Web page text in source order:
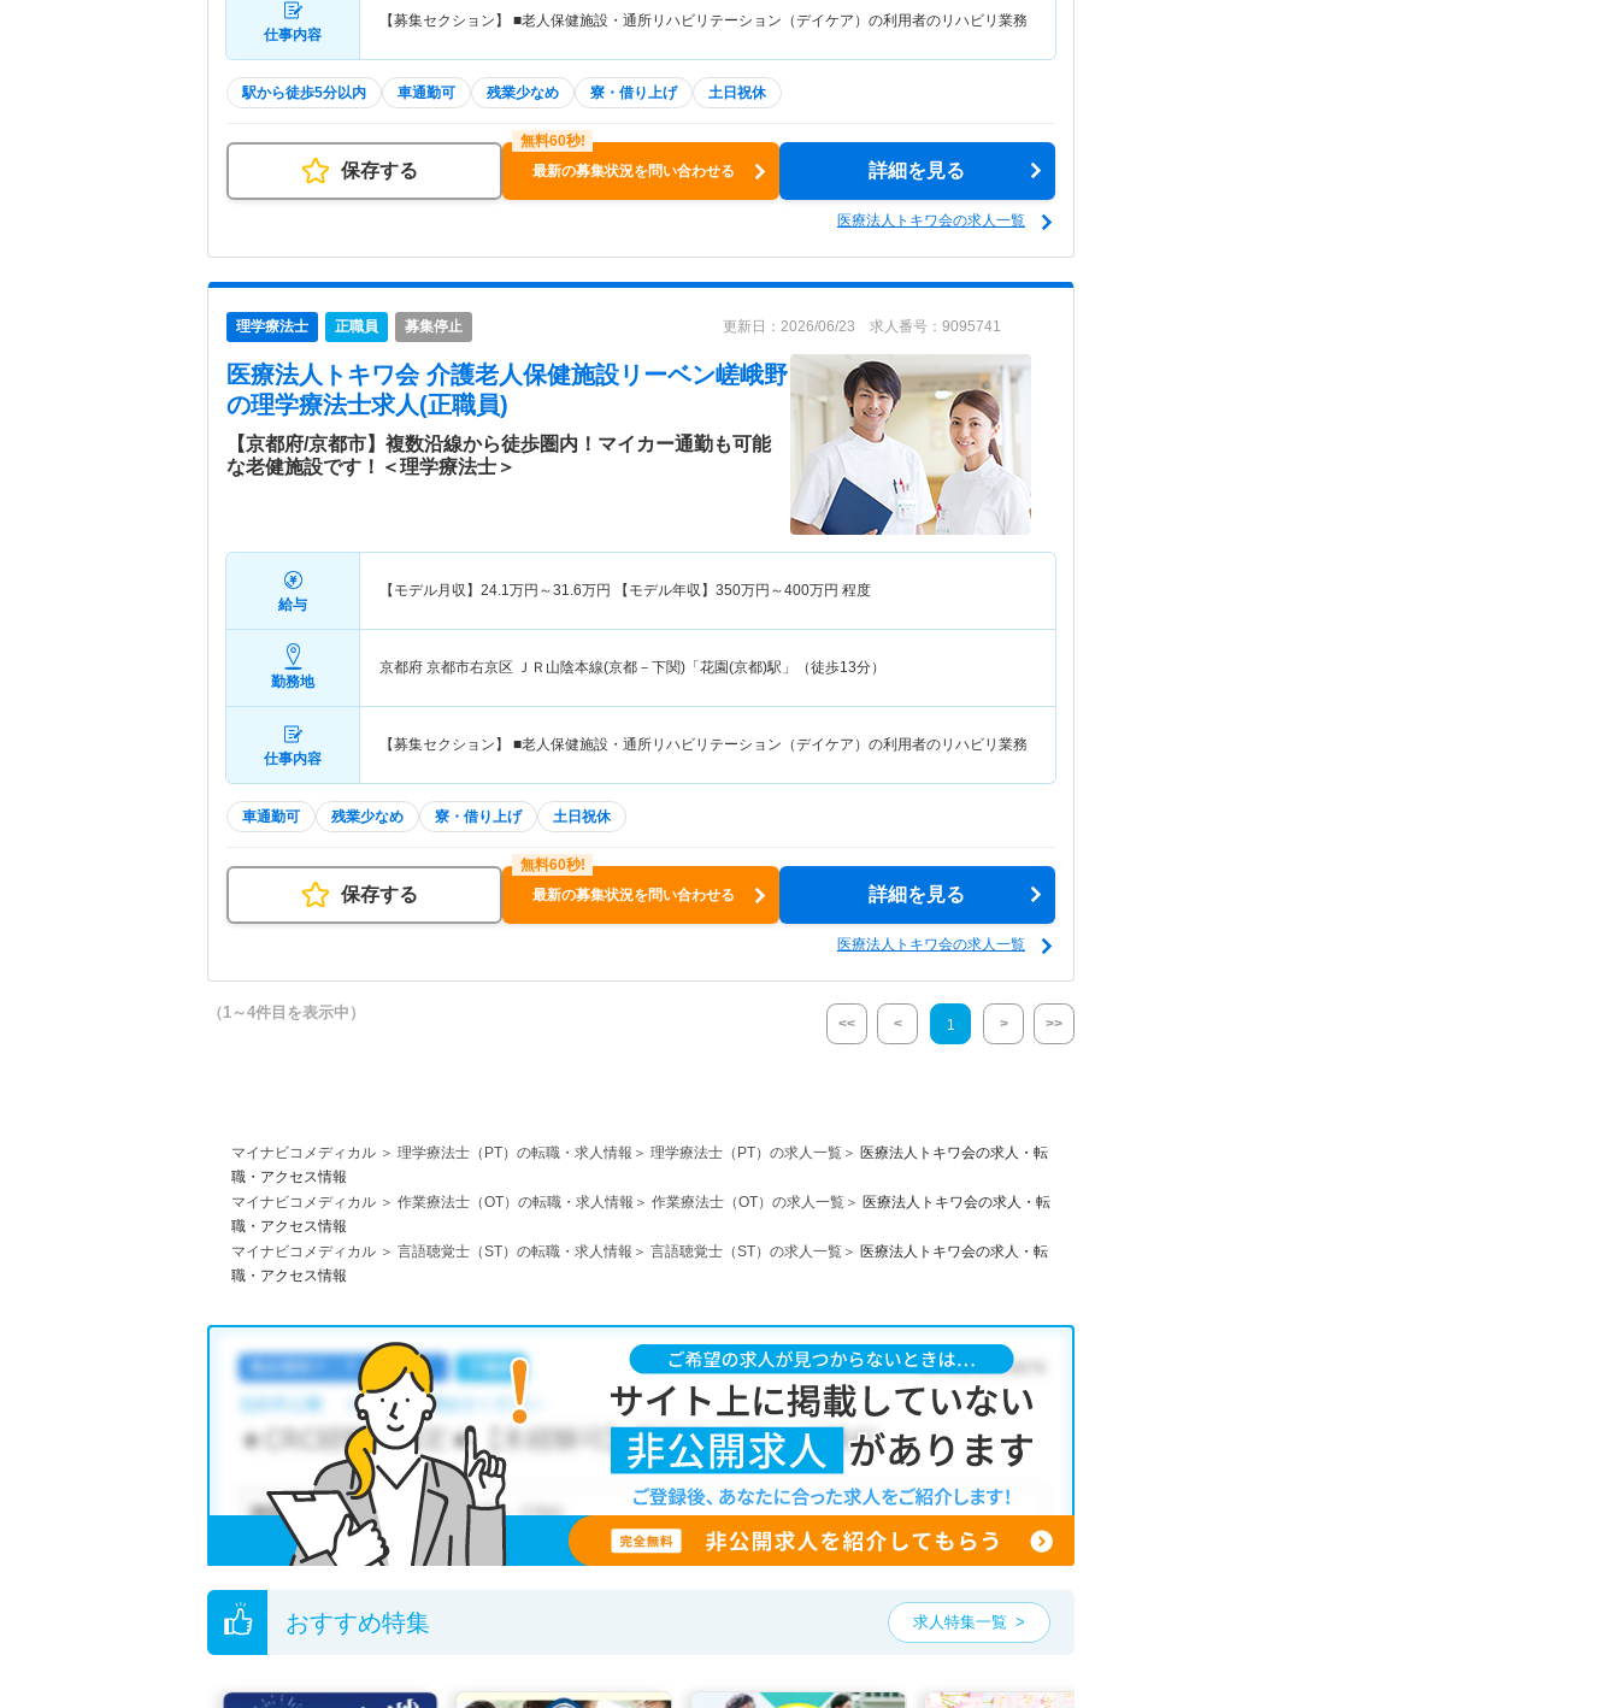
仕事内容
【募集セクション】 ■老人保健施設・通所リハビリテーション（デイケア）の利用者のリハビリ業務
駅から徒歩5分以内 車通勤可 残業少なめ 寮・借り上げ 土日祝休
保存する 最新の募集状況を問い合わせる 詳細を見る
医療法人トキワ会の求人一覧
理学療法士 正職員 募集停止 更新日：2026/06/23 求人番号：9095741
医療法人トキワ会 介護老人保健施設リーベン嵯峨野
の理学療法士求人(正職員)
【京都府/京都市】複数沿線から徒歩圏内！マイカー通勤も可能
な老健施設です！＜理学療法士＞
給与
【モデル月収】 24.1万円～31.6万円 【モデル年収】 350万円～400万円 程度
勤務地
京都府 京都市右京区 ＪＲ山陰本線(京都－下関)「花園(京都)駅」（徒歩13分）
仕事内容
【募集セクション】 ■老人保健施設・通所リハビリテーション（デイケア）の利用者のリハビリ業務
車通勤可 残業少なめ 寮・借り上げ 土日祝休
保存する 最新の募集状況を問い合わせる 詳細を見る
医療法人トキワ会の求人一覧
（1～4件目を表示中）
<< < 1 > >>
マイナビコメディカル 理学療法士（PT）の転職・求人情報 理学療法士（PT）の求人一覧
医療法人トキワ会の求人・転
職・アクセス情報
マイナビコメディカル
作業療法士（OT）の転職・求人情報 作業療法士（OT）の求人一覧
医療法人トキワ会の求人・転
職・アクセス情報
マイナビコメディカル
言語聴覚士（ST）の転職・求人情報 言語聴覚士（ST）の求人一覧
医療法人トキワ会の求人・転
職・アクセス情報
おすすめ特集 求人特集一覧